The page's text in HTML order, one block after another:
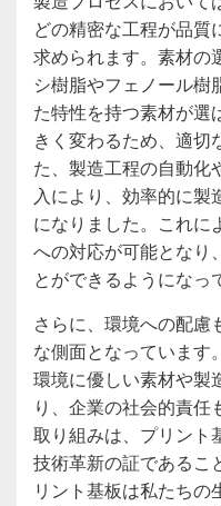
どの精密な工程が品質
求められます。素材の
シ樹脂やフェノール樹
た特性を持つ素材が選
きく変わるため、適切
た、製造工程の自動化
入により、効率的に製
になりました。これに
への対応が可能となり
とができるようになっ
さらに、環境への配慮
な側面となっています
環境に優しい素材や製
り、企業の社会的責
取り組みは、プリント
技術革新の証であるこ
リント基板は私たち